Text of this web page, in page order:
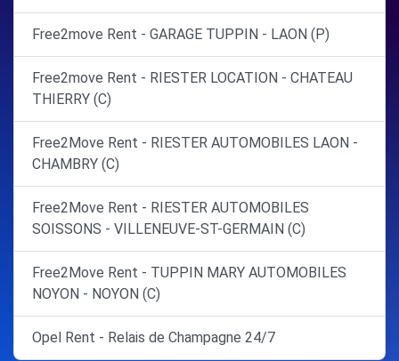
Free2move Rent - GARAGE TUPPIN - LAON (P)
Free2move Rent - RIESTER LOCATION - CHATEAU
THIERRY (C)
Free2Move Rent - RIESTER AUTOMOBILES LAON -
CHAMBRY (C)
Free2Move Rent - RIESTER AUTOMOBILES
SOISSONS - VILLENEUVE-ST-GERMAIN (C)
Free2Move Rent - TUPPIN MARY AUTOMOBILES
NOYON - NOYON (C)
Opel Rent - Relais de Champagne 24/7